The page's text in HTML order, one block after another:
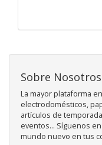
Sobre Nosotros
La mayor plataforma
electrodomésticos,
artículos de
eventos... Síguenos
mundo nuevo en tus